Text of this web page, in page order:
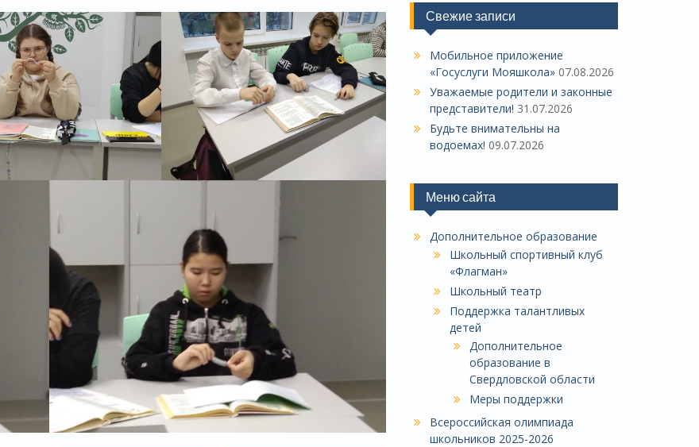
Свежие записи
Мобильное приложение
«Госуслуги Мояшкола» 07.08.2026
Уважаемые родители и законные
представители! 31.07.2026
Будьте внимательны на
водоемах! 09.07.2026
Меню сайта
Дополнительное образование
Школьный спортивный клуб
«Флагман»
Школьный театр
Поддержка талантливых
детей
Дополнительное
образование в
Свердловской области
Меры поддержки
Всероссийская олимпиада
школьников 2025-2026